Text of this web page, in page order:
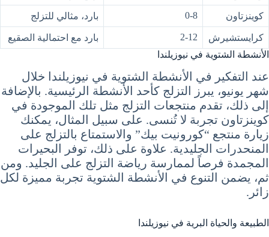
كوينزتاون 0-8 بارد، مثالي للتزلج
كرايستشيرش 2-12
بارد مع احتمالية الصقيع
الأنشطة الشتوية في نيوزيلندا
عند التفكير في الأنشطة الشتوية في نيوزيلندا خلال
شهر يونيو، يبرز التزلج كأحد الأنشطة الرئيسية. بالإضافة
إلى ذلك، تقدم منتجعات التزلج مثل تلك الموجودة في
كوينزتاون تجربة لا تُنسى. على سبيل المثال، يمكنك
زيارة منتجع “كورونيت بيك” والاستمتاع بالتزلج على
المنحدرات الجليدية. علاوة على ذلك، توفر البحيرات
المجمدة فرصاً لممارسة رياضة التزلج على الجليد. ومن
ثم، يضمن التنوع في الأنشطة الشتوية تجربة مميزة لكل
زائر.
الطبيعة والحياة البرية في نيوزيلندا